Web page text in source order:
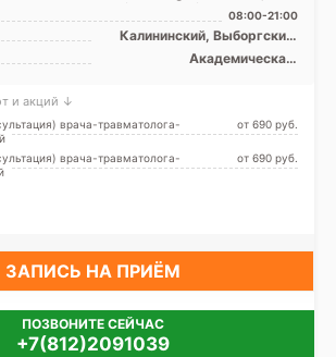
Siemens Verio 3Т закрытый
тип, КТ Siemens S ...
08:00-21:00
Калининский, Выборгский,
Кронштадтский, Курортный,
Приморский, Лен. область
Академическая,
Площадь Мужества,
Политехническая, Проспект
Просвещения
и акций ↓
врача-травматолога-
от 690 pуб.
врача-травматолога-
от 690 pуб.
ЗАПИСЬ НА ПРИЁМ
ПОЗВОНИТЕ СЕЙЧАС
+7(812)2091039